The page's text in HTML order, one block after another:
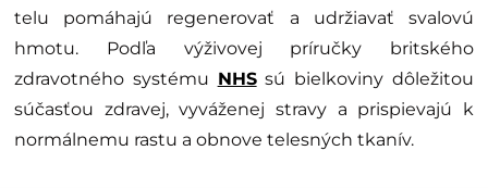
telu pomáhajú regenerovať a udržiavať svalovú
hmotu. Podľa výživovej príručky britského
zdravotného systému NHSsú bielkoviny dôležitou
súčasťou zdravej, vyváženej stravy a prispievajú k
normálnemu rastu a obnove telesných tkanív.